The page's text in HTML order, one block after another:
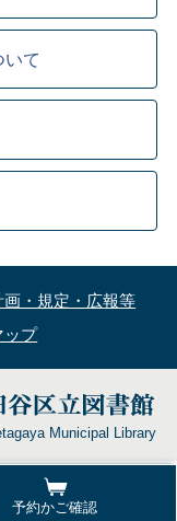
予約かご確認
いて
画・規定・広報等
ップ
Municipal Library